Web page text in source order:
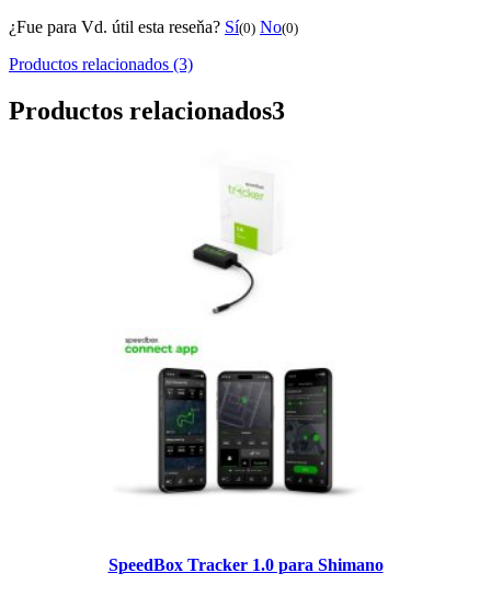
¿Fue para Vd. útil esta reseňa? Sí(0) No(0)
Productos relacionados (3)
Productos relacionados3
SpeedBox Tracker 1.0 para Shimano